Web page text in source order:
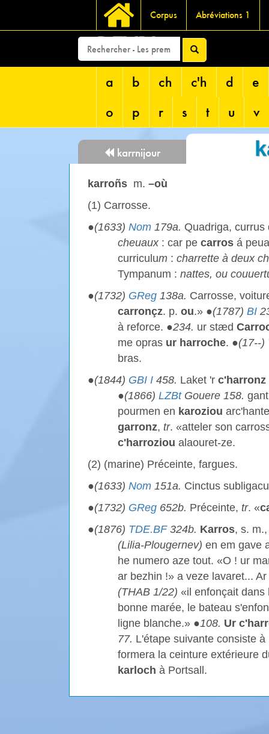
Corpus Abréviations 1
DEVRI
a b ch c'h d
e
o
p r s t u v
karrnijour
karroñs m. –où
(1) Carrosse.
●(1633) Nom 179a. Quadriga,
cheuaux : car pe carros á
curriculum : charrette à deux
Tympanum : nattes, ou
●(1732) GReg 138a. Carrosse,
carronçz. p. ou.» ●(1787) BI
à reforce. ●234. ur stæd
me opras ur harroche. ●(17--)
bras.
●(1844) GBI I 458. Laket 'r c'harronz
●(1866) LZBtGouere 158.
pourmen en karoziou
garronz, tr. «atteler son
c'harroziou alaouret-ze.
(2) (marine) Préceinte, fargues.
●(1633) Nom 151a. Cinctus
●(1732) GReg 652b. Préceinte, tr. «
●(1876) TDE.BF324b. Karros, s.
(Lilia-Plougernev) en em gave
he numero aze tout. «O ! ur
ar bezhin !» a veze lavaret...
(THAB 1/22) «il enfonçait dans
bonne marée, le bateau
ligne blanche.» ●108. Ur
77. L'étape suivante consiste
formera la ceinture extérieure
karloch à Portsall.